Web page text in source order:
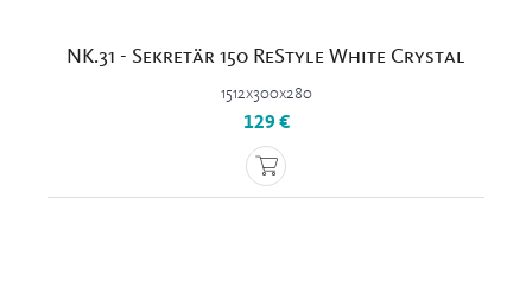
NK.31 - Sekretär 150 ReStyle White Crystal
1512x300x280
129 €